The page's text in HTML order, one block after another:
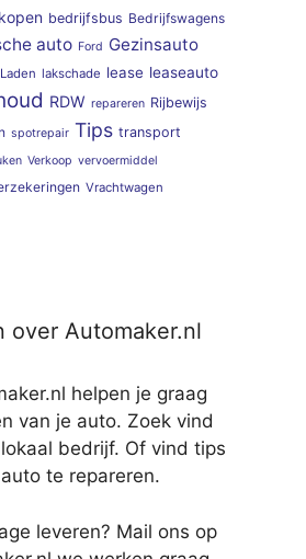
bedrijfsbus Bedrijfswagens
auto Ford Gezinsauto
Laden lakschade lease leaseauto
RDW repareren Rijbewijs
spotrepair Tips transport
Verkoop vervoermiddel
Vrachtwagen
over Automaker.nl
helpen je graag
van je auto. Zoek vind
bedrijf. Of vind tips
te repareren.
leveren? Mail ons op